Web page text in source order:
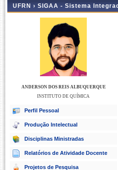
UFRN › SIGAA - Sistema
ANDERSON DOS REIS ALBUQUERQUE
INSTITUTO DE QUÍMICA
Perfil Pessoal
Produção Intelectual
Disciplinas Ministradas
Relatórios de Atividade Docente
Projetos de Pesquisa